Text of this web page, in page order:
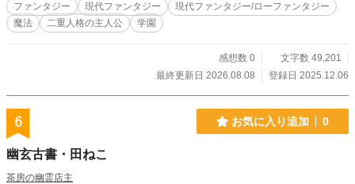
ファンタジー 現代ファンタジー
現代ファンタジー/ローファンタジー
魔法
二重人格の主人公 学園
感想数 0
文字数 49,201
最終更新日 2026.08.08
登録日 2025.12.06
6 お気に入り追加 0
幽玄古書・田ねこ
茶房の幽霊店主